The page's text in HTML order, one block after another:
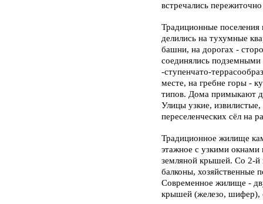
встречались
Традиционные поселения
делились на тухумные
башни, на дорогах -
соединялись
-ступенчато-
месте, на гребне горы -
типов. Дома примыкают
Улицы узкие,
переселенческих сёл на
Традиционное жилище
этажное с узкими
земляной крышей. Со 2-й
балконы, хозяйственные
Современное жилище -
крышей (железо, шифер),